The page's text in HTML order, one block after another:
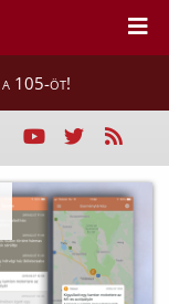
a 105-öt!